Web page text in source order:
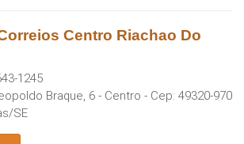
Centro Riachao Do
1245
Braque, 6 - Centro - Cep: 49320-970
/SE